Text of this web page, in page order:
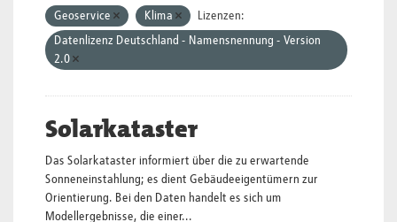
Geoservice Klima
Lizenzen:
Datenlizenz Deutschland - Namensnennung - Version
2.0
Solarkataster
Das Solarkataster informiert über die zu erwartende
Sonneneinstahlung; es dient Gebäudeeigentümern zur
Orientierung. Bei den Daten handelt es sich um
Modellergebnisse, die einer...